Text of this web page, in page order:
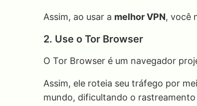
Assim, ao usar a melhor VPN, você
2. Use o Tor Browser
O Tor Browser é um navegador
Assim, ele roteia seu tráfego por
mundo, dificultando o rastreamento